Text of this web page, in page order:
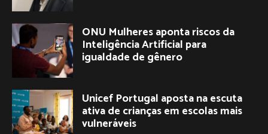
ONU Mulheres aponta riscos da
Inteligência Artificial para
igualdade de gênero
Unicef Portugal aposta na escuta
ativa de crianças em escolas mais
vulneráveis